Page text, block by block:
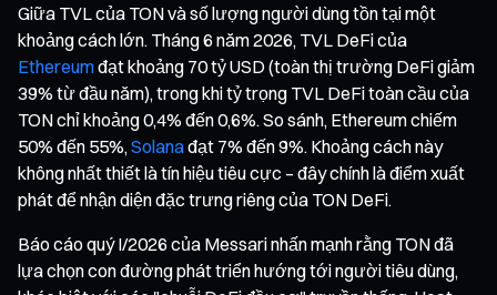
Giữa TVL của TON và số lượng người dùng tồn tại một
khoảng cách lớn. Tháng 6 năm 2026, TVL DeFi của
Ethereumđạt khoảng 70 tỷ USD (toàn thị trường DeFi giảm
39% từ đầu năm), trong khi tỷ trọng TVL DeFi toàn cầu của
TON chỉ khoảng 0,4% đến 0,6%. So sánh, Ethereum chiếm
50% đến 55%, Solanađạt 7% đến 9%. Khoảng cách này
không nhất thiết là tín hiệu tiêu cực – đây chính là điểm xuất
phát để nhận diện đặc trưng riêng của TON DeFi.
Báo cáo quý I/2026 của Messari nhấn mạnh rằng TON đã
lựa chọn con đường phát triển hướng tới người tiêu dùng,